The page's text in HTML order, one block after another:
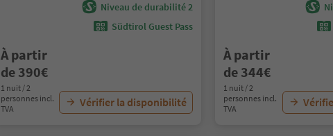
Niveau de durabilité 2
Südtirol Guest Pass
À partir
de 390€
1 nuit / 2
personnes incl.
TVA
Vérifier la disponibilité
À partir
de 344€
1 nuit / 2
personnes incl.
TVA